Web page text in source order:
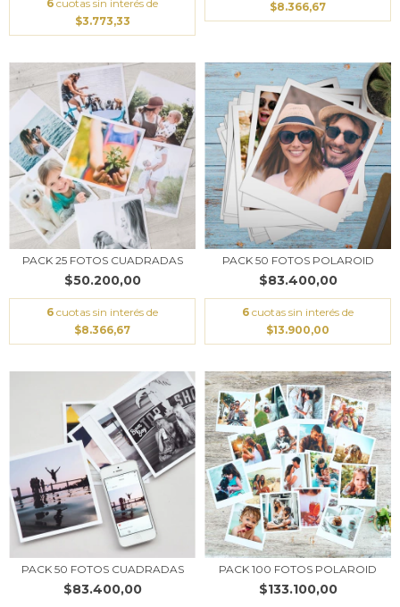
6 cuotas sin interés de
$3.773,33
$8.366,67
PACK 25 FOTOS CUADRADAS
$50.200,00
6 cuotas sin interés de
$8.366,67
PACK 50 FOTOS POLAROID
$83.400,00
6 cuotas sin interés de
$13.900,00
PACK 50 FOTOS CUADRADAS
$83.400,00
PACK 100 FOTOS POLAROID
$133.100,00